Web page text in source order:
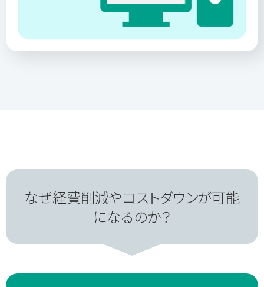
なぜ経費削減やコストダウンが可能
になるのか？